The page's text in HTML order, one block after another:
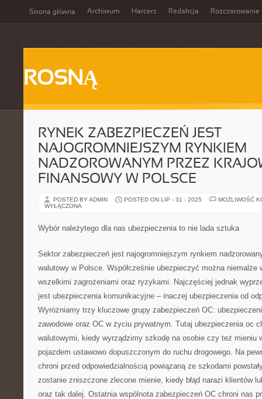
Strona główna Archiwum Harcerz Redakcja Rozczarowanie
ROSNĄ
RYNEK ZABEZPIECZEŃ JEST
NAJOGROMNIEJSZYM RYNKIEM
NADZOROWANYM PRZEZ
FINANSOWY W POLSCE
POSTED BY ADMIN POSTED ON LIP - 31 - 2025
MOŻLIWOŚĆ
WYŁĄCZONA
Wybór należytego dla nas ubezpieczenia to nie lada sztuka
Sektor zabezpieczeń jest najogromniejszym rynkiem
walutowy w Polsce. Współcześnie ubezpieczyć można niemalże
wszelkimi zagrożeniami oraz ryzykami. Najczęściej jednak
jest ubezpieczenia komunikacyjne – inaczej ubezpieczenia od
Wyróżniamy trzy kluczowe grupy zabezpieczeń OC:
zawodowe oraz OC w życiu prywatnym. Tutaj ubezpieczenia oc
walutowymi, kiedy wyrządzimy szkodę na osobie czy też mieniu
pojazdem ustawowo dopuszczonym do ruchu drogowego. Na
chroni przed odpowiedzialnością powiązaną ze szkodami
zostanie zniszczone zlecone mienie, kiedy błąd narazi klientów
oraz tak dalej. Ostatnia wspólnota zabezpieczeń OC chroni nas